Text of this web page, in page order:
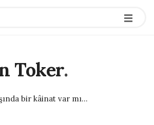
Toker.
bir kâinat var mı...